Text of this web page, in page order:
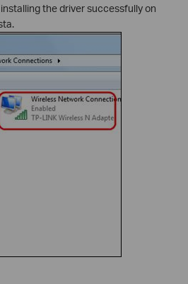
the driver successfully on